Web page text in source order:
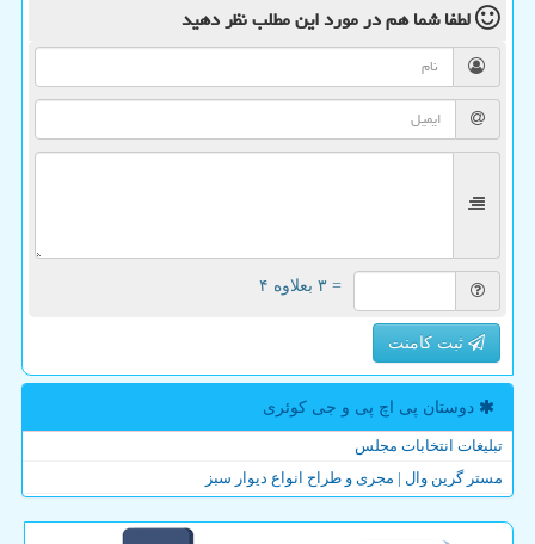
لطفا شما همدر مورد این مطلبنظر دهید
= ۳ بعلاوه ۴
ثبت کامنت
دوستان پی اچ پی و جی كوئری
تبلیغات انتخابات مجلس
مستر گرین وال | مجری و طراح انواع دیوار سبز